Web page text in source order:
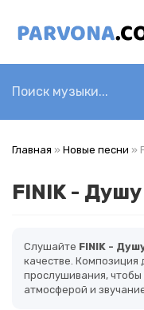
Главная » Новые песни »
FINIK -
Слушайте FINIK -
качестве. Композиция
прослушивания, чтобы
атмосферой и